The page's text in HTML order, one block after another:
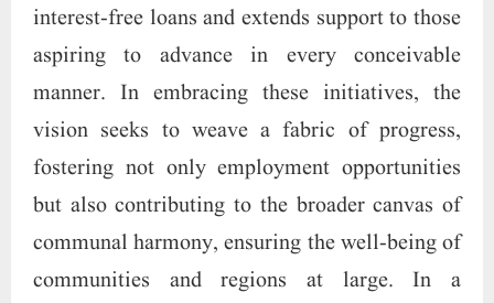
expenses. A compassionate facet of this
endeavor involves providing financial backing
to the less privileged, ensuring equitable access
to legal aid. Amidst the prevailing challenge of
inflation, the mission takes a proactive stance
in offering optimal counsel and
recommendations to alleviate the impact on
citizens, recognizing the gravity of this